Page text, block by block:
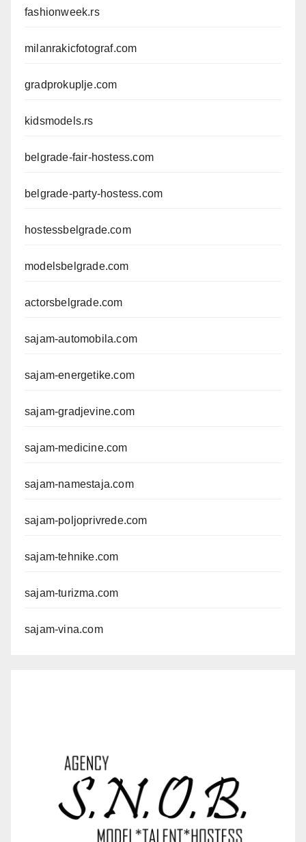
fashionweek.rs
milanrakicfotograf.com
gradprokuplje.com
kidsmodels.rs
belgrade-fair-hostess.com
belgrade-party-hostess.com
hostessbelgrade.com
modelsbelgrade.com
actorsbelgrade.com
sajam-automobila.com
sajam-energetike.com
sajam-gradjevine.com
sajam-medicine.com
sajam-namestaja.com
sajam-poljoprivrede.com
sajam-tehnike.com
sajam-turizma.com
sajam-vina.com